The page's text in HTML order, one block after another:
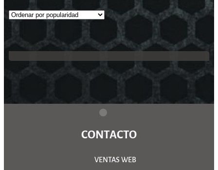
CONTACTO
VENTAS WEB